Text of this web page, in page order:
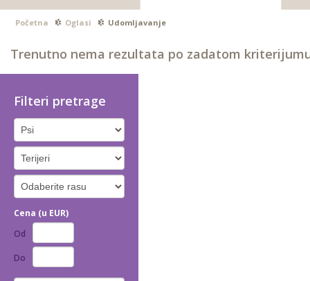
Početna Oglasi Udomljavanje
Trenutno nema rezultata po zadatom
Filteri pretrage
Cena (u EUR)
Od
Do